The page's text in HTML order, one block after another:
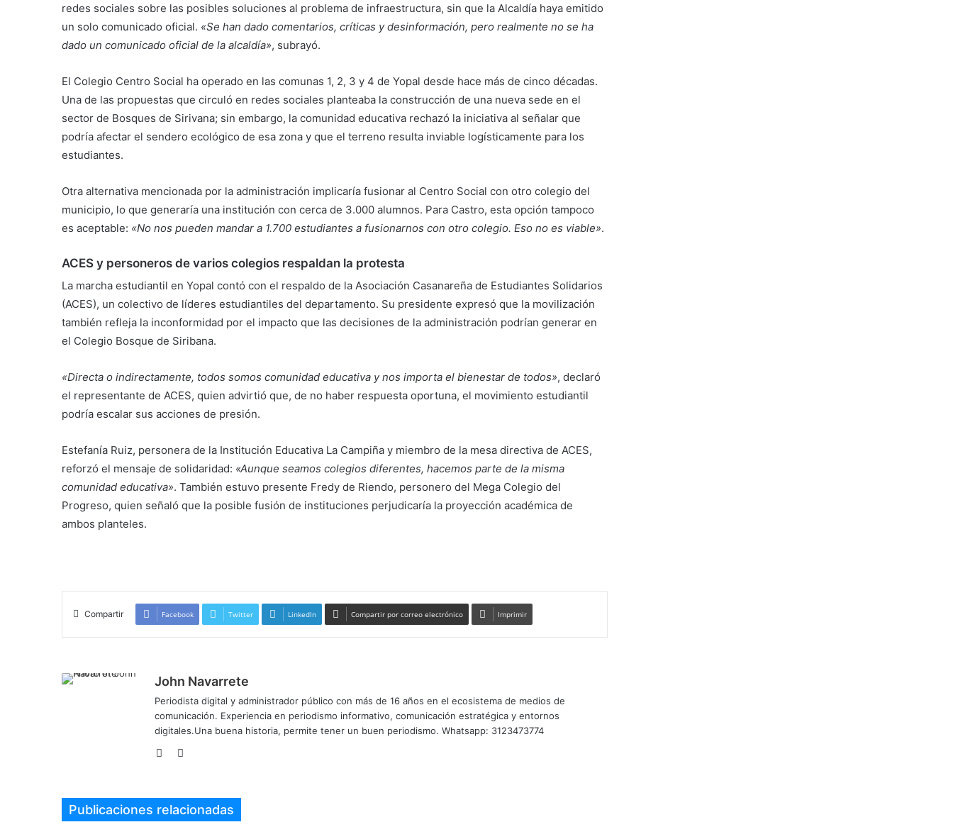
redes sociales sobre las posibles soluciones al problema de infraestructura, sin que la Alcaldía haya emitido
un solo comunicado oficial. «Se han dado comentarios, críticas y desinformación, pero realmente no se ha
dado un comunicado oficial de la alcaldía», subrayó.
El Colegio Centro Social ha operado en las comunas 1, 2, 3 y 4 de Yopal desde hace más de cinco décadas.
Una de las propuestas que circuló en redes sociales planteaba la construcción de una nueva sede en el
sector de Bosques de Sirivana; sin embargo, la comunidad educativa rechazó la iniciativa al señalar que
podría afectar el sendero ecológico de esa zona y que el terreno resulta inviable logísticamente para los
estudiantes.
Otra alternativa mencionada por la administración implicaría fusionar al Centro Social con otro colegio del
municipio, lo que generaría una institución con cerca de 3.000 alumnos. Para Castro, esta opción tampoco
es aceptable: «No nos pueden mandar a 1.700 estudiantes a fusionarnos con otro colegio. Eso no es viable».
ACES y personeros de varios colegios respaldan la protesta
La marcha estudiantil en Yopal contó con el respaldo de la Asociación Casanareña de Estudiantes Solidarios
(ACES), un colectivo de líderes estudiantiles del departamento. Su presidente expresó que la movilización
también refleja la inconformidad por el impacto que las decisiones de la administración podrían generar en
el Colegio Bosque de Siribana.
«Directa o indirectamente, todos somos comunidad educativa y nos importa el bienestar de todos», declaró
el representante de ACES, quien advirtió que, de no haber respuesta oportuna, el movimiento estudiantil
podría escalar sus acciones de presión.
Estefanía Ruiz, personera de la Institución Educativa La Campiña y miembro de la mesa directiva de ACES,
reforzó el mensaje de solidaridad: «Aunque seamos colegios diferentes, hacemos parte de la misma
comunidad educativa». También estuvo presente Fredy de Riendo, personero del Mega Colegio del
Progreso, quien señaló que la posible fusión de instituciones perjudicaría la proyección académica de
ambos planteles.
Compartir Facebook Twitter LinkedIn Compartir por correo electrónico Imprimir
John Navarrete
Periodista digital y administrador público con más de 16 años en el ecosistema de medios de
comunicación. Experiencia en periodismo informativo, comunicación estratégica y entornos
digitales.Una buena historia, permite tener un buen periodismo. Whatsapp: 3123473774
SitioTwitter
Publicaciones relacionadas